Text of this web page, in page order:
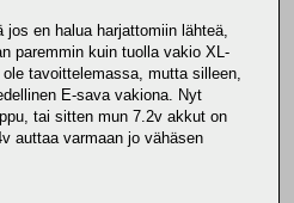
en halua harjattomiin lähteä,
paremmin kuin tuolla vakio XL-
tavoittelemassa, mutta silleen,
E-sava vakiona. Nyt
tai sitten mun 7.2v akkut on
auttaa varmaan jo vähäsen